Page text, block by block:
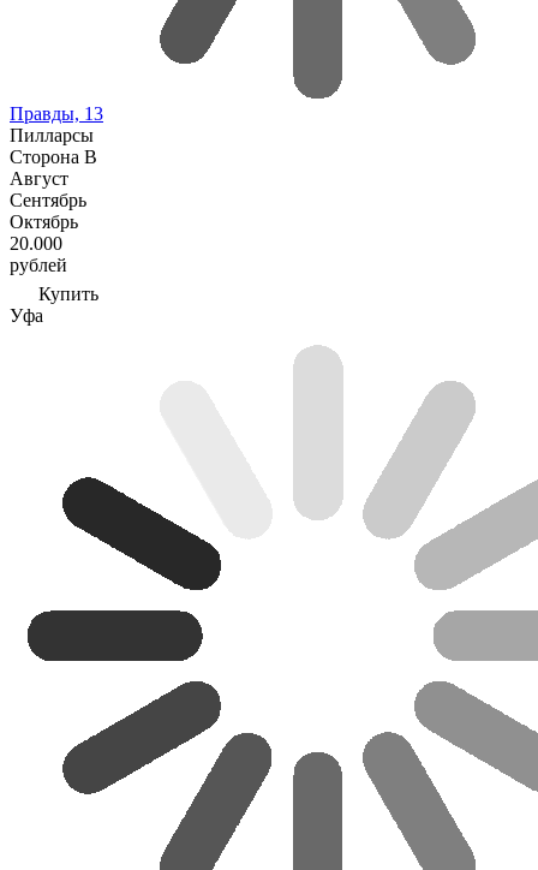
Правды, 13
Пилларсы
Сторона В
Август
Сентябрь
Октябрь
20.000
рублей
Купить
Уфа